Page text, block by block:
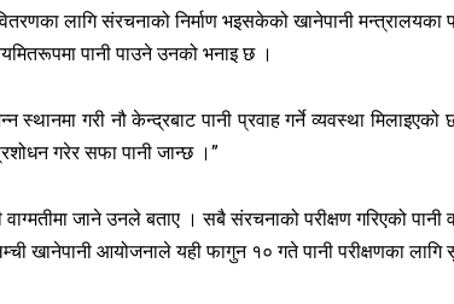
लागि संरचनाको निर्माण भइसकेको खानेपानी मन्त्रालयका
पानी पाउने उनको भनाइ छ ।
स्थानमा गरी नौ केन्द्रबाट पानी प्रवाह गर्ने व्यवस्था
गरेर सफा पानी जान्छ ।”
जाने उनले बताए । सबै संरचनाको परीक्षण गरिएको पानी
खानेपानी आयोजनाले यही फागुन १० गते पानी परीक्षणका लागि